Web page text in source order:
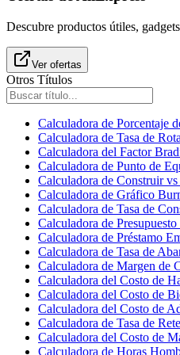
Descubre productos útiles,
Ver ofertas
Otros Títulos
Calculadora de Porcentaje
Calculadora de Tasa de
Calculadora del Factor
Calculadora de Punto de
Calculadora de Construir
Calculadora de Gráfico
Calculadora de Tasa de
Calculadora de
Calculadora de Préstamo
Calculadora de Tasa de
Calculadora de Margen de
Calculadora del Costo de
Calculadora del Costo de
Calculadora del Costo de
Calculadora de Tasa de
Calculadora del Costo de
Calculadora de Horas